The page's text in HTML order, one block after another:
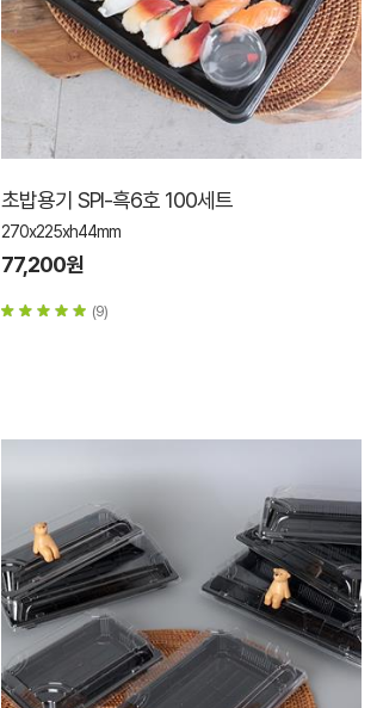
초밥용기 SPI-흑6호 100세트
270x225xh44mm
77,200원
(9)